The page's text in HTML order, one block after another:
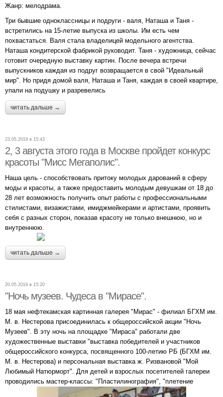
Жанр: мелодрама.
Три бывшие одноклассницы и подруги - валя, Наташа и Таня -
встретились на 15-летие выпуска из школы. Им есть чем
похвастаться. Валя стала владелицей модельного агентства.
Наташа кондитерской фабрикой руководит. Таня - художница, сейчас
готовит очередную выставку картин. После вечера встречи
выпускников каждая из подруг возвращается в свой "Идеальный
мир". Но придя домой валя, Наташа и Таня, каждая в своей квартире,
упали на подушку и разревелись
читать дальше →
23.05.2019 в 15:43
2, 3 августа этого года в Москве пройдет конкурс
красоты "Мисс Мегаполис".
Наша цель - способствовать притоку молодых дарований в сферу
моды и красоты, а также предоставить молодым девушкам от 18 до
28 лет возможность получить опыт работы с профессиональными
стилистами, визажистами, имиджмейкерами и артистами, проявить
себя с разных сторон, показав красоту не только внешнюю, но и
внутреннюю.
читать дальше →
20.05.2019 в 15:20
"Ночь музеев. Чудеса в "Мирасе".
18 мая нефтекамская картинная галерея "Мирас" - филиал БГХМ им.
М. в. Нестерова присоединилась к общероссийской акции "Ночь
Музеев". В эту ночь на площадке "Мираса" работали две
художественные выставки "выставка победителей и участников
общероссийского конкурса, посвященного 100-летию РБ (БГХМ им.
М. в. Нестерова) и персональная выставка ж. Ризвановой "Мой
Любимый Натюрморт". Для детей и взрослых посетителей галереи
проводились мастер-классы: "Пластилинография", "плетение